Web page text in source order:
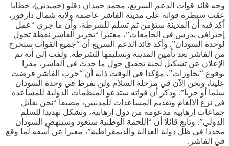
وجه قائد قوات الدعم السريع، محمد حمدان دقلو (حميدتي)، خطابا
عقب سيطرة قواته على مدينة الفاشر عاصمة ولاية شمال دارفور،
أكد فيه أن المدينة ستؤمن ثم تسلم للشرطة، وأن ما جرى “عمل
إحترافي يدرس في الجامعات”، معتبرا “تحرير الفاشر نقطة تحول
لوحدة السودان”. وأكد قائد الدعم السريع أن “جميع القوات ستخرج
من الفاشر بعد تأمين المدينة وتسليمها للشرطة. ولفت إلى أنه تم
الإعلان عن تشكيل لجنة تحقيق حول ما حدث في الفاشر، مقرا
بوقوع “تجاوزات”، مؤكدا في الوقت ذاته أن “حرب الفاشر فرضت
علينا، ونحن الآن في مرحلة السلام ولن نفرط في وحدة السودان
سلما أو حربا”. وذكر أن قواته ستدعو المنظمات الدولية للمساعدة
في نزع الألغام وتقديم المساعدات للمدنيين، مضيفا “نحن نقاتل
جماعات إرهابية مدعومة من دول إرهابية، وتشكل تهديدا للسلم
الدولي”. وتابع قائلا أن “اللحمة الوطنية ستعود وسينهض السودان
مجددا في ظل دولة العدالة والديمقراطية”، معبرا عن أسفه لما وقع
في الفاشر.